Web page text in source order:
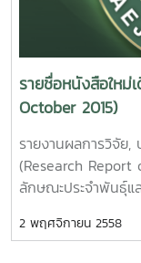
รายชื่อหนังสือให
October 2015)
รายงานผลการวิจัย,
(Research Report
ลักษณะประจำพันธุ์
หนังสือ 2558 / ช
2 พฤศจิกายน